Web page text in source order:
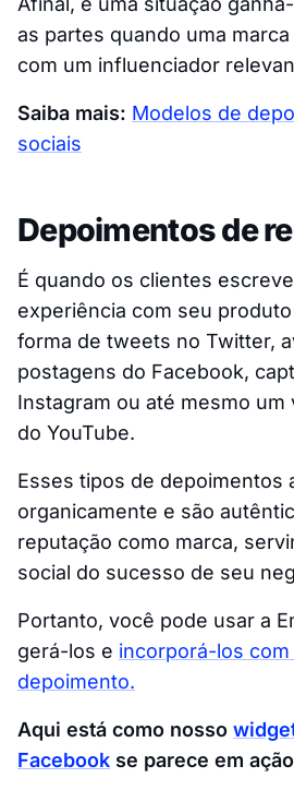
as partes quando uma
com um influenciador
Saiba mais: Modelos de
sociais
Depoimentos de
É quando os clientes
experiência com seu
forma de tweets no Twitter,
postagens do Facebook,
Instagram ou até mesmo um
do YouTube.
Esses tipos de depoimentos
organicamente e são
reputação como marca,
social do sucesso de seu
Portanto, você pode usar a
gerá-los e incorporá-los
depoimento.
Aqui está como nosso
Facebook se parece em